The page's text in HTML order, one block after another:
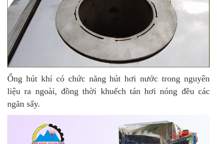
Ống hút khí có chức năng hút hơi nước trong nguyên
liệu ra ngoài, đồng thời khuếch tán hơi nóng đều các
ngăn sấy.